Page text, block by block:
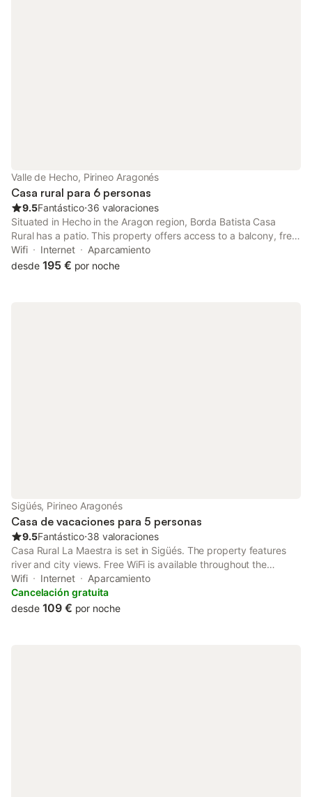
Valle de Hecho, Pirineo Aragonés
Casa rural para 6 personas
9.5Fantástico⋅36 valoraciones
Situated in Hecho in the Aragon region, Borda Batista Casa
Rural has a patio. This property offers access to a balcony, free
private parking and free WiFi.
Wifi Internet
Aparcamiento
desde 195 € por noche
Sigüés, Pirineo Aragonés
Casa de vacaciones para 5 personas
9.5Fantástico⋅38 valoraciones
Casa Rural La Maestra is set in Sigüés. The property features
river and city views. Free WiFi is available throughout the
property and Royal Monastery of San Juan de la Peña is 48 km
away.
Wifi Internet
Aparcamiento
Cancelación gratuita
desde 109 € por noche